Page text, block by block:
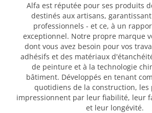
Alfa est réputée pour ses produits
destinés aux artisans,
professionnels - et ce, à un
exceptionnel. Notre propre marque
dont vous avez besoin pour vos
adhésifs et des matériaux
de peinture et à la technologie
bâtiment. Développés en tenant
quotidiens de la construction, les
impressionnent par leur fiabilité, leur
et leur longévité.